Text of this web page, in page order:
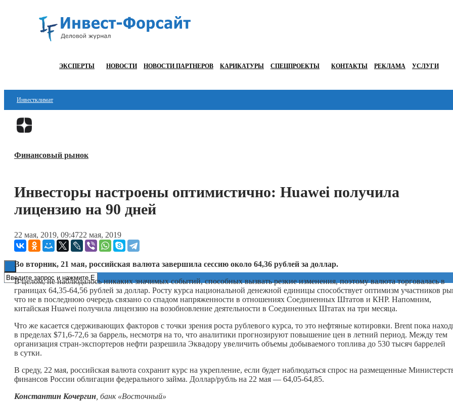
ЭКСПЕРТЫ НОВОСТИ НОВОСТИ ПАРТНЕРОВ КАРИКАТУРЫ СПЕЦПРОЕКТЫ КОНТАКТЫ РЕКЛАМА УСЛУГИ
Инвестклимат
Финансы
Блокчейн
Книги
Финансовый рынок
Инвесторы настроены оптимистично: Huawei получила
лицензию на 90 дней
22 мая, 2019, 09:4722 мая, 2019
Во вторник, 21 мая, российская валюта завершила сессию около 64,36 рублей за доллар.
В целом, не наблюдалось никаких значимых событий, способных вызвать резкие изменения, поэтому валюта торговалась в
границах 64,35-64,56 рублей за доллар. Росту курса национальной денежной единицы способствует оптимизм участников
что не в последнюю очередь связано со спадом напряженности в отношениях Соединенных Штатов и КНР. Напомним,
китайская Huawei получила лицензию на возобновление деятельности в Соединенных Штатах на три месяца.
Что же касается сдерживающих факторов с точки зрения роста рублевого курса, то это нефтяные котировки. Brent пока
в пределах $71,6-72,6 за баррель, несмотря на то, что аналитики прогнозируют повышение цен в летний период. Между тем
организация стран-экспортеров нефти разрешила Эквадору увеличить объемы добываемого топлива до 530 тысяч баррелей
в сутки.
В среду, 22 мая, российская валюта сохранит курс на укрепление, если будет наблюдаться спрос на размещенные
финансов России облигации федерального займа. Доллар/рубль на 22 мая — 64,05-64,85.
Константин Кочергин , банк «Восточный»